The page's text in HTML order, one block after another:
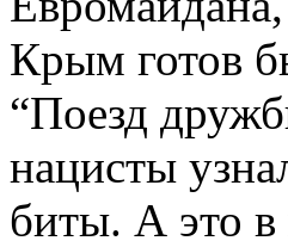
Крым готов
“Поезд
нацисты
биты. А это